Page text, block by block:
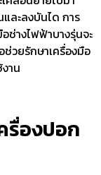
ละลงบันได การ
ช่างไฟฟ้าบางรุ่นจะ
วยรักษาเครื่องมือ
าน
รื่องปอก